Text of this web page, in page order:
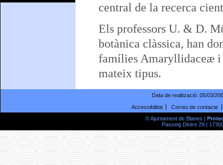
central de la recerca
Els professors U. & D.
botànica clàssica, han
famílies Amaryllidaceæ
mateix tipus.
Data de realització: 05/03/
Accessibilitat
Correu de contacte
© Ajuntament de Blanes |
Passeig Dintre 29 |